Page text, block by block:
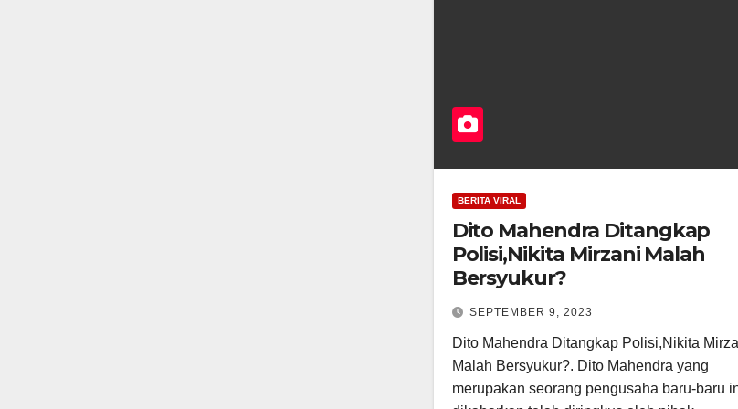
BERITA VIRAL
Dito Mahendra Ditangkap
Polisi,Nikita Mirzani Malah
Bersyukur?
SEPTEMBER 9, 2023
Dito Mahendra Ditangkap Polisi,Nikita
Malah Bersyukur?. Dito Mahendra yang
merupakan seorang pengusaha baru-baru